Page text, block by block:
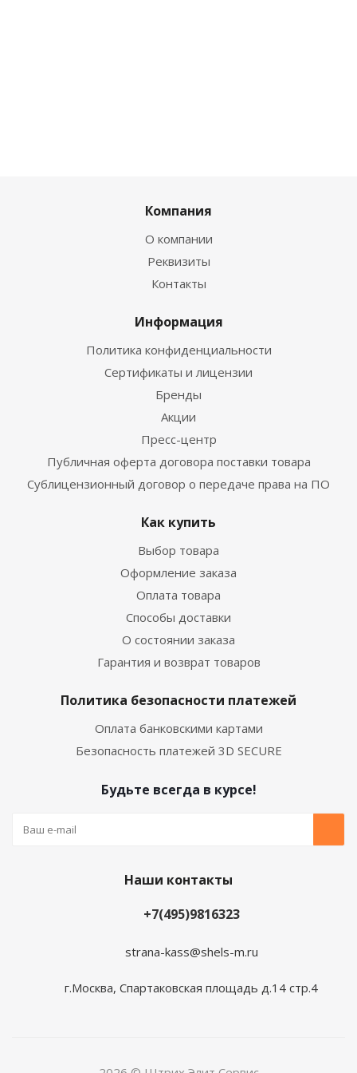
Компания
О компании
Реквизиты
Контакты
Информация
Политика конфиденциальности
Сертификаты и лицензии
Бренды
Акции
Пресс-центр
Публичная оферта договора поставки товара
Сублицензионный договор о передаче права на ПО
Как купить
Выбор товара
Оформление заказа
Оплата товара
Способы доставки
О состоянии заказа
Гарантия и возврат товаров
Политика безопасности платежей
Оплата банковскими картами
Безопасность платежей 3D SECURE
Будьте всегда в курсе!
Наши контакты
+7(495)9816323
strana-kass@shels-m.ru
г.Москва, Спартаковская площадь д.14 стр.4